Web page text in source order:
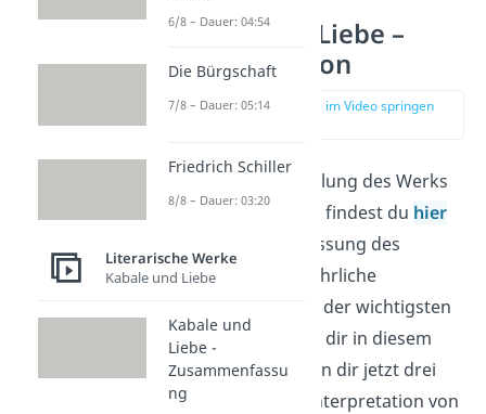
Kabale und Liebe –
Interpretation
zur Stelle im Video springen
Wenn du die Handlung des Werks
noch nicht kennst, findest du hier
eine Zusammenfassung des
Inhalts. Eine ausführliche
Charakterisierung der wichtigsten
Figuren zeigen wir dir in diesem
Beitrag. Wir stellen dir jetzt drei
Ansätze für eine Interpretation von
6/8 – Dauer: 04:54
Die Bürgschaft
7/8 – Dauer: 05:14
Friedrich Schiller
8/8 – Dauer: 03:20
Literarische Werke
Kabale und Liebe
Kabale und
Liebe -
Zusammenfassu
ng